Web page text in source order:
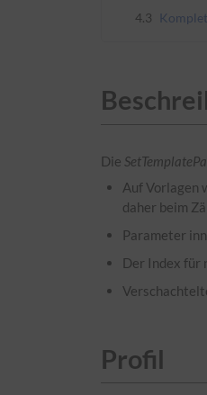
4.3
Die
Auf Vorlagen
daher beim
Parameter
Der Index für
Profil